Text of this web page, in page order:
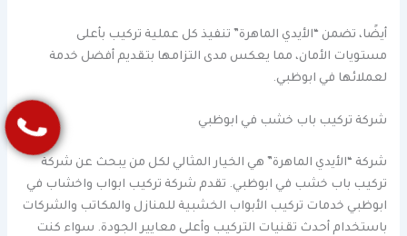
أيضًا، تضمن “الأيدي الماهرة” تنفيذ كل عملية تركيب بأعلى
مستويات الأمان، مما يعكس مدى التزامها بتقديم أفضل خدمة
لعملائها في ابوظبي.
شركة تركيب باب خشب في ابوظبي
شركة “الأيدي الماهرة” هي الخيار المثالي لكل من يبحث عن شركة
تركيب باب خشب في ابوظبي. تقدم شركة تركيب ابواب واخشاب في
ابوظبي خدمات تركيب الأبواب الخشبية للمنازل والمكاتب والشركات
باستخدام أحدث تقنيات التركيب وأعلى معايير الجودة. سواء كنت